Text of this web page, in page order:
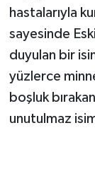
hastalarıyla
sayesinde
duyulan bir
yüzlerce
boşluk
unutulmaz